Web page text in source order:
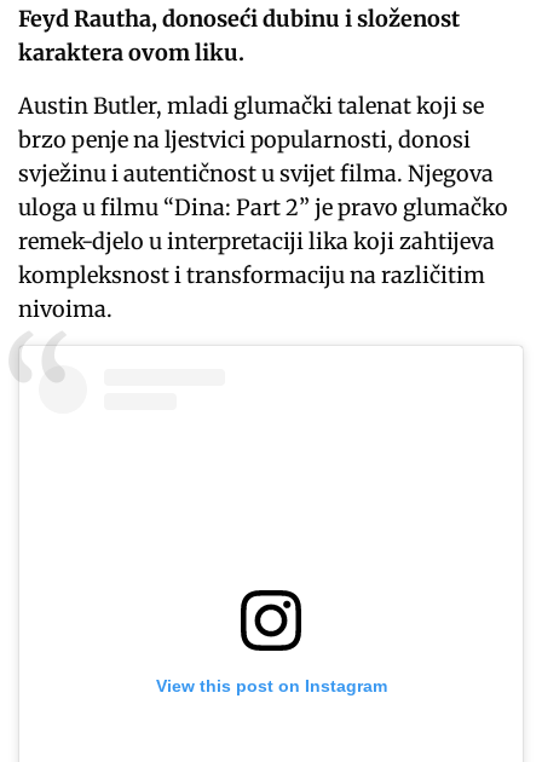
Feyd Rautha, donoseći dubinu i složenost
karaktera ovom liku.
Austin Butler, mladi glumački talenat koji se
brzo penje na ljestvici popularnosti, donosi
svježinu i autentičnost u svijet filma. Njegova
uloga u filmu “Dina: Part 2” je pravo glumačko
remek-djelo u interpretaciji lika koji zahtijeva
kompleksnost i transformaciju na različitim
nivoima.
View this post on Instagram